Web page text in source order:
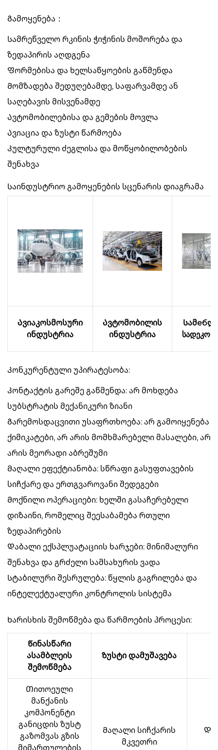
Გამოყენება：
Სამრეწველო რკინის ჭიჭინის მოშორება და
ზედაპირის აღდგენა
Ფორმებისა და ხელსაწყოების გაწმენდა
Მომზადება შედუღებამდე, საფარვამდე ან
საღებავის მისვენამდე
Ავტომობილებისა და გემების მოვლა
Ავიაცია და ზუსტი წარმოება
Კულტურული ძეგლისა და მოწყობილობების
შენახვა
Საინდუსტრიო გამოყენების სცენარის დიაგრამა
Ავიაკოსმოსური
ინდუსტრია
Ავტომობილის
ინდუსტრია
Კონკურენტული უპირატესობა:
Კონტაქტის გარეშე გაწმენდა: არ მოხდება
სუბსტრატის მექანიკური ზიანი
Გარემოსდაცვითი უსაფრთხოება: არ გამოიყენება
ქიმიკატები, არ არის მომხმარებელი მასალები, არ
არის მეორადი აბრეშუმი
Მაღალი ეფექტიანობა: სწრაფი გასუფთავების
სიჩქარე და ერთგვაროვანი შედეგები
Მოქნილი ოპერაციები: ხელში გასაჩერებელი
დიზაინი, რომელიც შეესაბამება რთული
ზედაპირების
Დაბალი ექსპლუატაციის ხარჯები: მინიმალური
შენახვა და გრძელი სამსახურის ვადა
Სტაბილური შესრულება: წყლის გაგრილება და
ინტელექტუალური კონტროლის სისტემა
Ხარისხის შემოწმება და წარმოების პროცესი:
Წინასწარი
ასამბლეის
შემოწმება
Ზუსტი დამუშავება
Თითოეული
მანქანის
კომპონენტი
განიცდის ზუსტ
გაზომვას გზის
მიმართულების
Მაღალი სიჩქარის
მკვეთრი